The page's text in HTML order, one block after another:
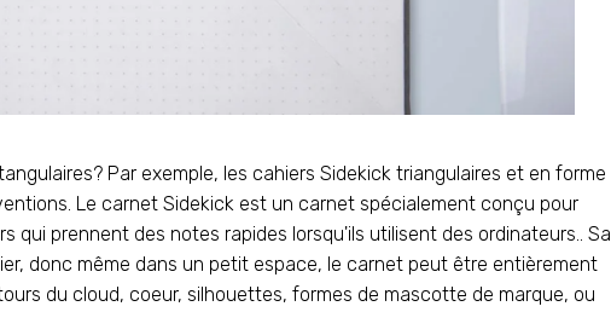
Par exemple, les cahiers Sidekick triangulaires et en forme
Le carnet Sidekick est un carnet spécialement conçu pour
qui prennent des notes rapides lorsqu'ils utilisent des ordinateurs.. Sa
donc même dans un petit espace, le carnet peut être entièrement
du cloud, coeur, silhouettes, formes de mascotte de marque, ou